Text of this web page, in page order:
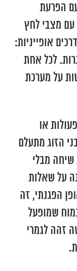
הפרעת
מצבי לחץ
אופייניות:
לכל אחת
על מערכת
או
הזוג מתעלם
שיחה מבלי
על שאלות
הפגנתי, זה
שמופעל
זהה לגמרי